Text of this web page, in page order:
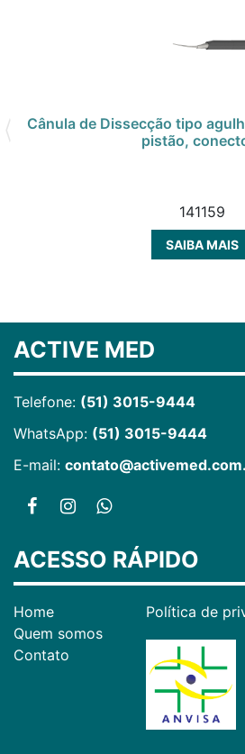
Cânula de Dissecção tipo
pistão,
141159
SAIBA MAIS
ACTIVE MED
Telefone: (51) 3015-9444
WhatsApp: (51) 3015-9444
E-mail:
ACESSO RÁPIDO
Home
Quem somos
Contato
Política de